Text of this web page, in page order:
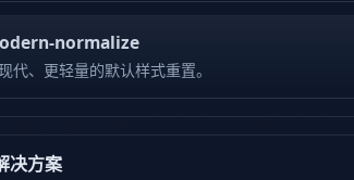
normalize
代、更轻量的默认样式重置。
决方案